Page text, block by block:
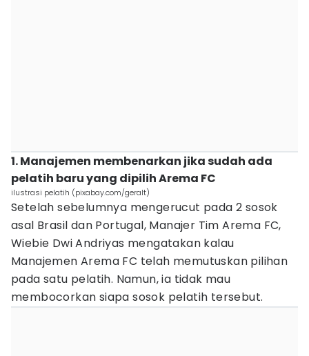
1. Manajemen membenarkan jika sudah ada
pelatih baru yang dipilih Arema FC
ilustrasi pelatih (pixabay.com/geralt)
Setelah sebelumnya mengerucut pada 2 sosok
asal Brasil dan Portugal, Manajer Tim Arema FC,
Wiebie Dwi Andriyas mengatakan kalau
Manajemen Arema FC telah memutuskan pilihan
pada satu pelatih. Namun, ia tidak mau
membocorkan siapa sosok pelatih tersebut.